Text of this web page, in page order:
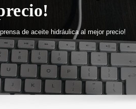
de aceite hidráulica al mejor precio!